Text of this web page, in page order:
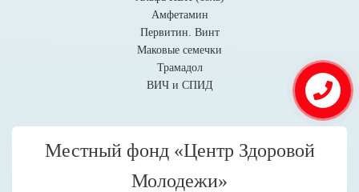
Амфетамин
Первитин. Винт
Маковые семечки
Трамадол
ВИЧ и СПИД
Местный фонд «Центр Здоровой
Молодежи»